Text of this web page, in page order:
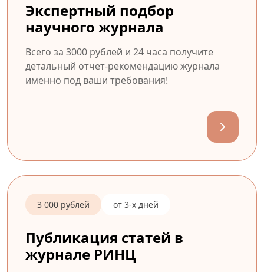
Экспертный подбор
научного журнала
Всего за 3000 рублей и 24 часа получите
детальный отчет-рекомендацию журнала
именно под ваши требования!
3 000 рублей от 3-х дней
Публикация статей в
журнале РИНЦ